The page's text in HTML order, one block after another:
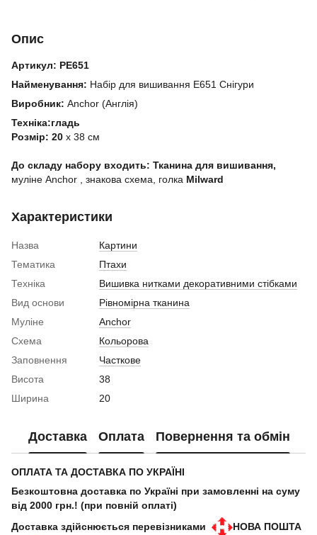
Опис
Артикул: PE651
Найменування: Набір для вишивання E651 Снігури
Виробник: Anchor (Англія)
Техніка:гладь
Розмір: 20 х 38 см
До складу набору входить: Тканина для вишивання,
муліне Anchor , знакова схема, голка Milward
Характеристики
Назва
Картини
Тематика
Птахи
Техніка
Вишивка нитками декоративними стібками
Вид основи
Рівномірна тканина
Муліне
Anchor
Схема
Кольорова
Заповнення
Часткове
Висота
38
Ширина
20
Доставка Оплата Повернення та обмін
ОПЛАТА ТА ДОСТАВКА ПО УКРАЇНІ
Безкоштовна доставка по Україні при замовленні на суму
від 2000 грн.! (при повній оплаті)
Доставка здійснюється перевізниками
НОВА ПОШТА